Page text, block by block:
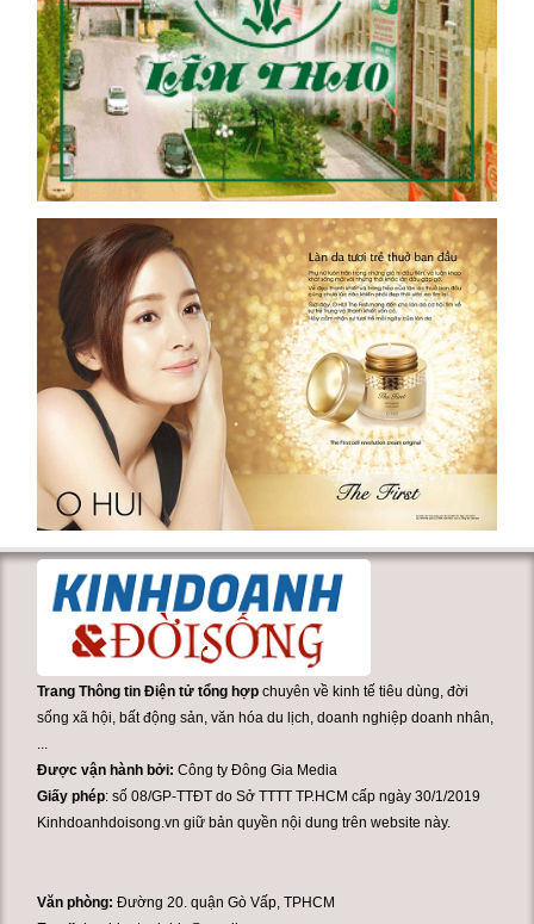
Trang Thông tin Điện tử tổng hợp chuyên về kinh tế tiêu dùng, đời
sống xã hội, bất động sản, văn hóa du lịch, doanh nghiệp doanh nhân,
Được vận hành bởi:Công ty Đông Gia Media
Giấy phép: số 08/GP-TTĐT do Sở TTTT TP.HCM cấp ngày 30/1/2019
Kinhdoanhdoisong.vn giữ bản quyền nội dung trên website này.
Văn phòng:Đường 20. quận Gò Vấp, TPHCM